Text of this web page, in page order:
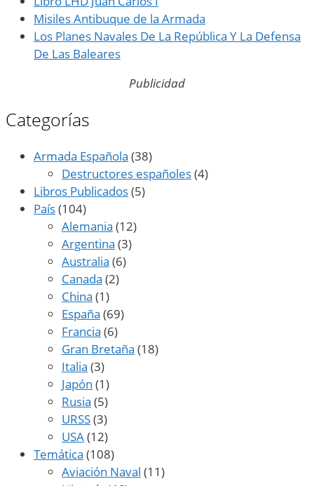
Misiles Antibuque de la Armada
Los Planes Navales De La República Y La Defensa
De Las Baleares
Publicidad
Categorías
Armada Española (38)
Destructores españoles(4)
Libros Publicados(5)
País(104)
Alemania (12)
Argentina (3)
Australia (6)
Canada (2)
China (1)
España (69)
Francia (6)
Gran Bretaña (18)
Italia (3)
Japón (1)
Rusia (5)
URSS(3)
USA(12)
Temática (108)
Aviación Naval (11)